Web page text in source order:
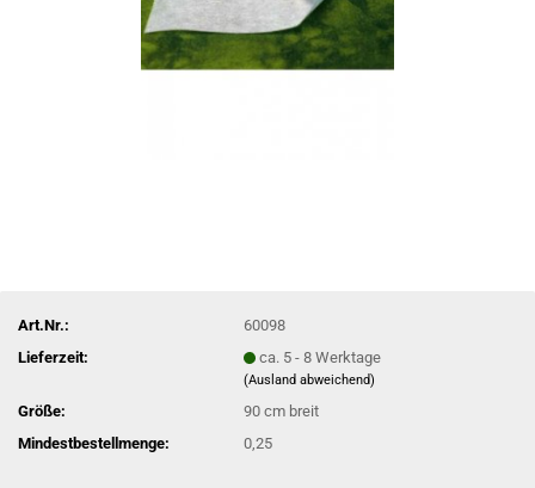
Art.Nr.:
60098
Lieferzeit:
ca. 5 - 8 Werktage
(Ausland abweichend)
Größe:
90 cm breit
Mindestbestellmenge:
0,25